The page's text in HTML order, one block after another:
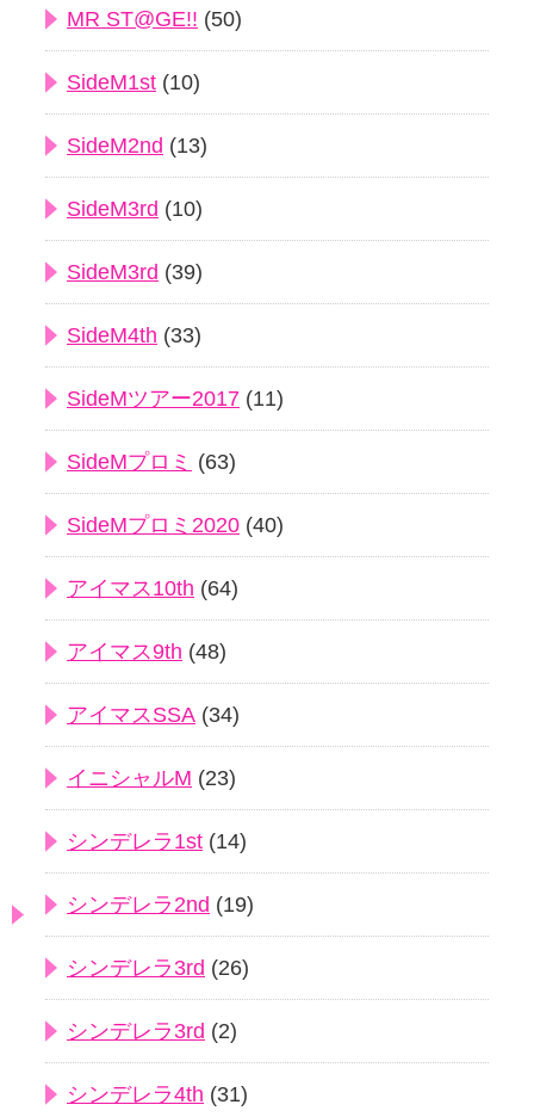
MR ST@GE!! (50)
SideM1st (10)
SideM2nd (13)
SideM3rd (10)
SideM3rd (39)
SideM4th (33)
SideMツアー2017 (11)
SideMプロミ (63)
SideMプロミ2020 (40)
アイマス10th (64)
アイマス9th (48)
アイマスSSA (34)
イニシャルM (23)
シンデレラ1st (14)
シンデレラ2nd (19)
シンデレラ3rd (26)
シンデレラ3rd (2)
シンデレラ4th (31)